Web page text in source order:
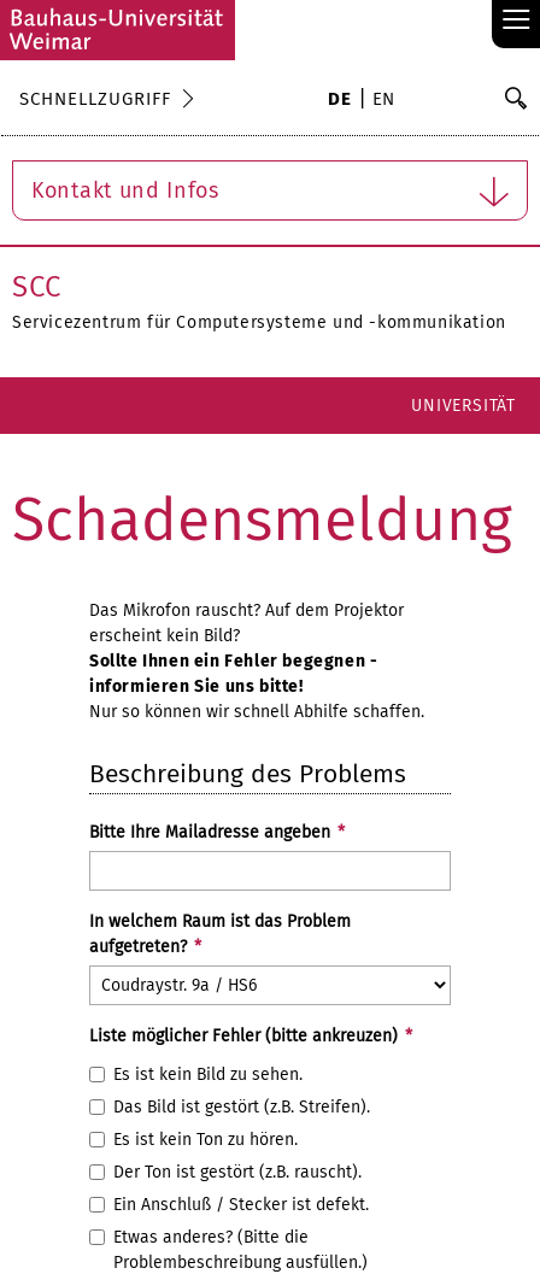
≡
SCHNELLZUGRIFF DE EN
Kontakt und Infos
SCC
Servicezentrum für Computersysteme und -kommunikation
UNIVERSITÄT
Schadensmeldung
Das Mikrofon rauscht? Auf dem Projektor
erscheint kein Bild?
Sollte Ihnen ein Fehler begegnen -
informieren Sie uns bitte!
Nur so können wir schnell Abhilfe schaffen.
Beschreibung des Problems
Bitte Ihre Mailadresse angeben *
In welchem Raum ist das Problem
aufgetreten? *
Liste möglicher Fehler (bitte ankreuzen) *
Es ist kein Bild zu sehen.
Das Bild ist gestört (z.B. Streifen).
Es ist kein Ton zu hören.
Der Ton ist gestört (z.B. rauscht).
Ein Anschluß / Stecker ist defekt.
Etwas anderes? (Bitte die
Problembeschreibung ausfüllen.)